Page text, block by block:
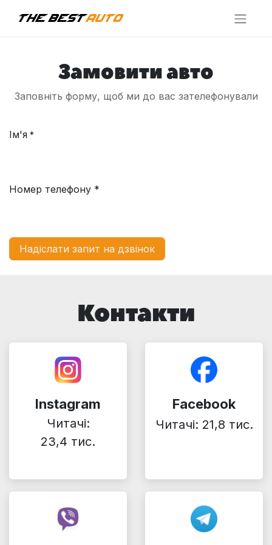
Замовити авто
Заповніть форму, щоб ми до вас зателефонували
Ім'я *
Номер телефону *
Надіслати запит на дзвінок
Контакти
Instagram
Читачі:
23,4 тис.
Facebook
Читачі: 21,8 тис.